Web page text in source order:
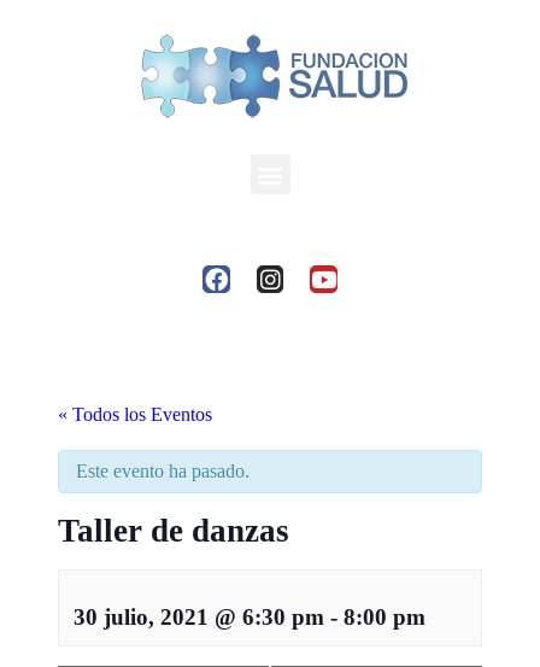
« Todos los Eventos
Este evento ha pasado.
Taller de danzas
30 julio, 2021 @ 6:30 pm - 8:00 pm